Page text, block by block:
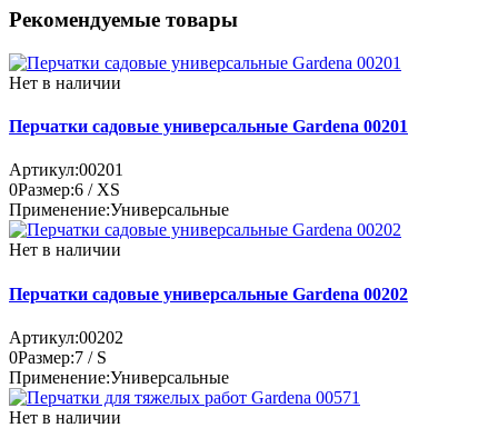
Рекомендуемые товары
Нет в наличии
Перчатки садовые универсальные Gardena 00201
Артикул:00201
0Размер:6 / XS
Применение:Универсальные
Нет в наличии
Перчатки садовые универсальные Gardena 00202
Артикул:00202
0Размер:7 / S
Применение:Универсальные
Нет в наличии